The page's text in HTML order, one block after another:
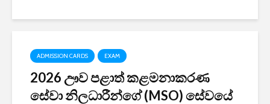
ADMISSION CARDS EXAM
2026 ඌව පළාත් කළමනාකරණ
සේවා නිලධාරීන්ගේ (MSO) සේවයේ